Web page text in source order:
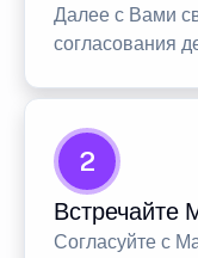
Далее с Вами
согласования
2
Встречайте
Согласуйте с